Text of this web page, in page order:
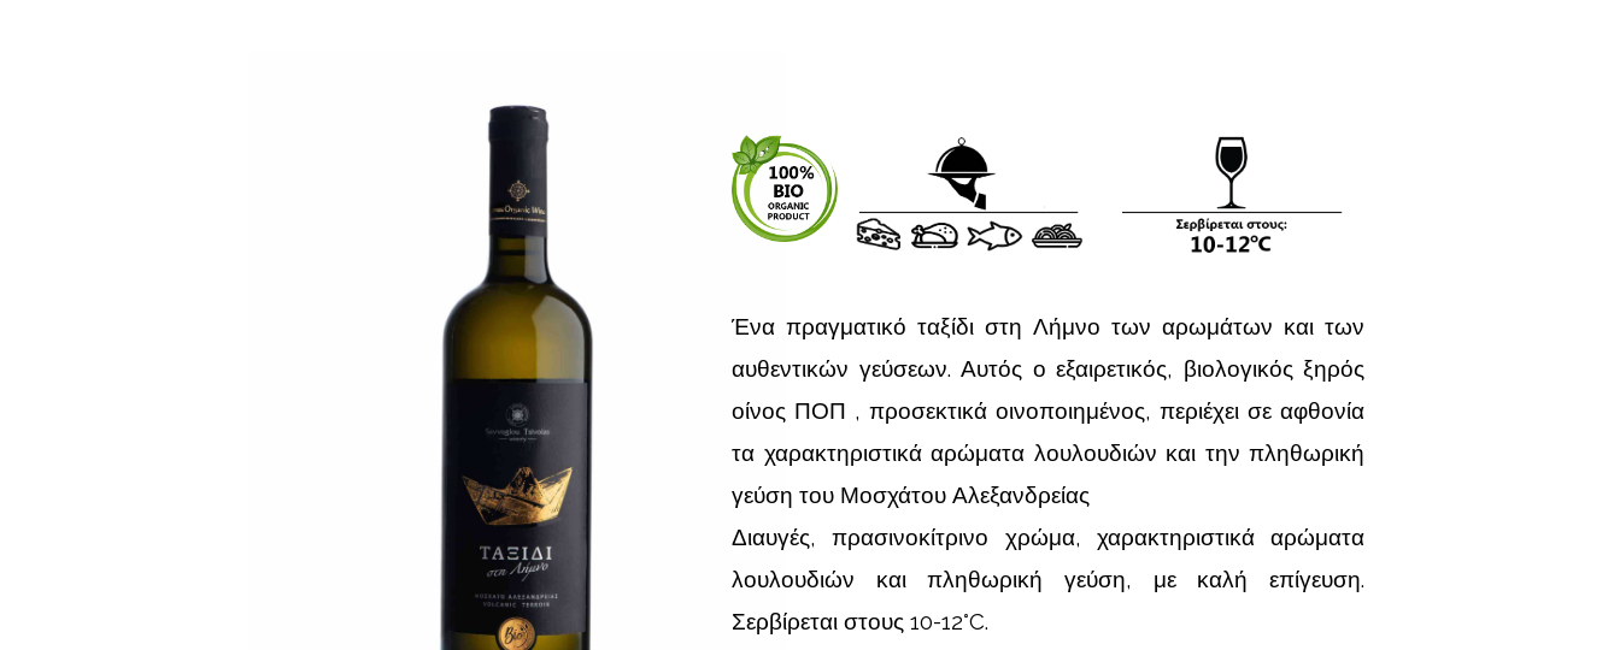
Ένα πραγματικό ταξίδι στη Λήμνο των αρωμάτων και των
αυθεντικών γεύσεων. Αυτός ο εξαιρετικός, βιολογικός ξηρός
οίνος ΠΟΠ , προσεκτικά οινοποιημένος, περιέχει σε αφθονία
τα χαρακτηριστικά αρώματα λουλουδιών και την πληθωρική
γεύση του Μοσχάτου Αλεξανδρείας
Διαυγές, πρασινοκίτρινο χρώμα, χαρακτηριστικά αρώματα
λουλουδιών και πληθωρική γεύση, με καλή επίγευση.
Σερβίρεται στους 10-12°C.